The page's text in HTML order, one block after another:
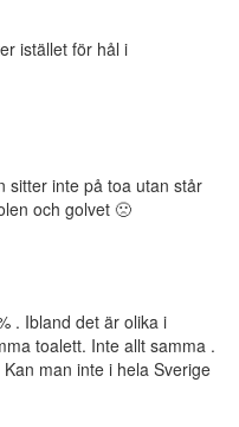
istället för hål i
sitter inte på toa utan står
och golvet 🙁
. Ibland det är olika i
toalett. Inte allt samma .
man inte i hela Sverige